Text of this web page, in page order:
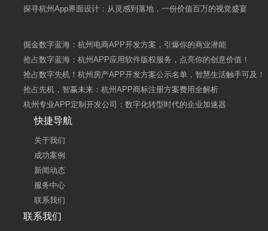
探寻杭州App界面设计：从灵感到落地，一份价值百万的视觉盛宴
掘金数字蓝海：杭州电商APP开发方案，引爆你的商业潜能
抢占数字蓝海：杭州APP应用软件版权服务，点亮你的创意价值！
抢占数字先机！杭州房产APP开发方案公示名单，智慧生活触手可及！
抢占先机，智赢未来：杭州APP商标注册方案费用全解析
杭州专业APP定制开发公司：数字化转型时代的企业加速器
快捷导航
关于我们
成功案例
新闻动态
服务中心
联系我们
联系我们